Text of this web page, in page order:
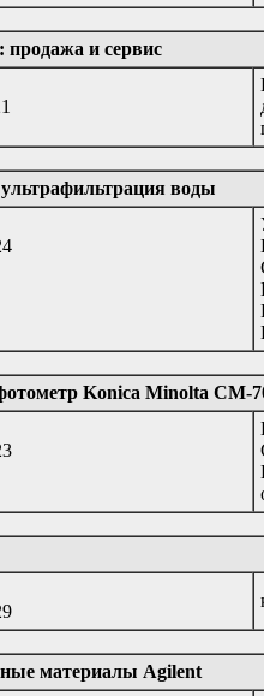
и сервис
воды
Konica Minolta CM-
материалы Agilent